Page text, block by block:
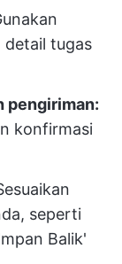
tugas
pengiriman:
konfirmasi
seperti
Balik'